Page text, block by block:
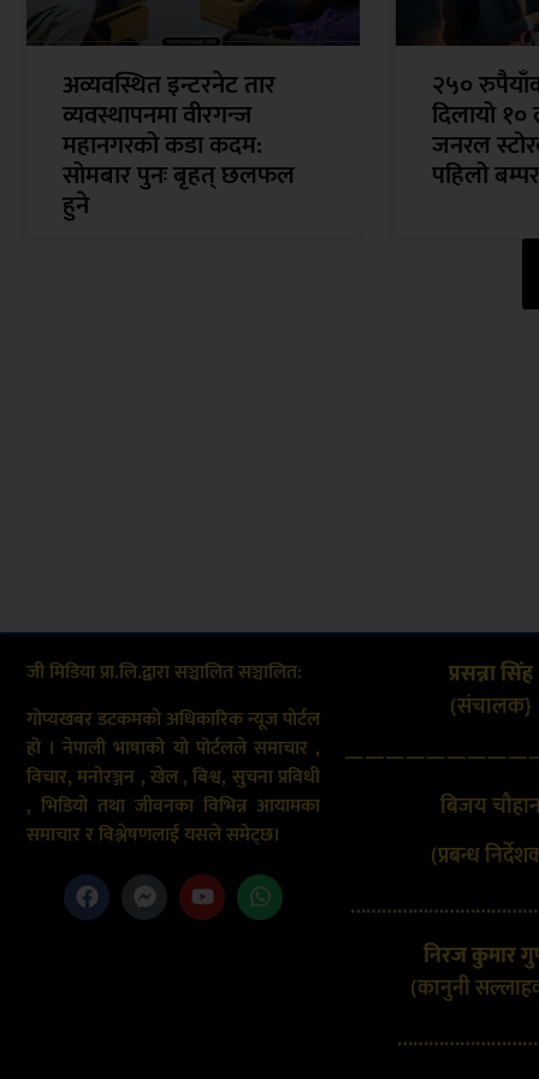
अव्यवस्थित इन्टरनेट तार
व्यवस्थापनमा वीरगन्ज
महानगरको कडा कदम:
सोमबार पुनः बृहत् छलफल
हुने
२५०
दिलायो
जनरल
पहिलो
जी मिडिया प्रा.लि.द्वारा सञ्चालित सञ्चालित:
गोप्यखबर डटकमको अधिकारिक न्यूज पोर्टल
हो । नेपाली भाषाको यो पोर्टलले समाचार ,
विचार, मनोरञ्जन , खेल , बिश्व, सुचना प्रविधी
, भिडियो तथा जीवनका विभिन्न आयामका
समाचार र विश्लेषणलाई यसले समेट्छ।
प्रसन्ना सिंह
(संचालक}
बिजय
(प्रबन्ध
निरज कुमार
(कानुनी